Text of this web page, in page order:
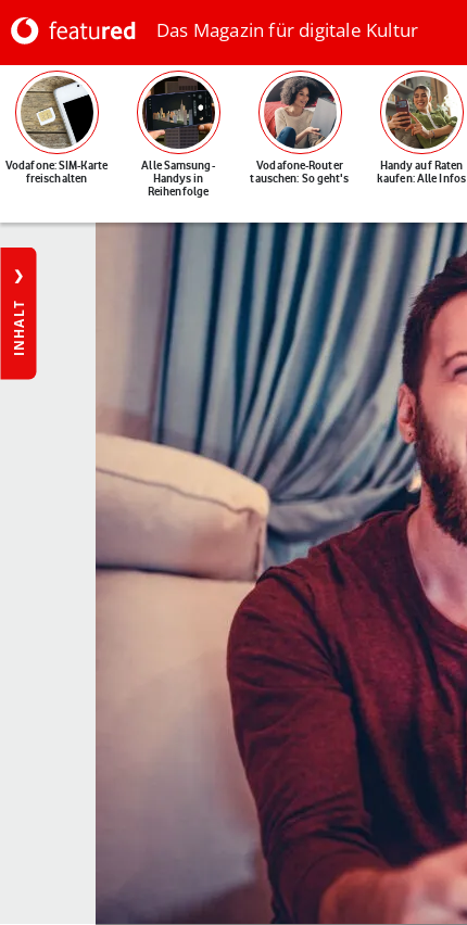
Das Magazin für digitale Kultur
Vodafone: SIM-Karte
freischalten
Alle Samsung-
Handys in
Reihenfolge
Vodafone-Router
tauschen: So geht's
Handy auf Raten
kaufen: Alle Infos
INHALT